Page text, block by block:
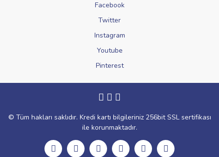
Facebook
Twitter
Instagram
Youtube
Pinterest
© Tüm hakları saklıdır. Kredi kartı bilgileriniz 256bit SSL sertifikası
ile korunmaktadır.